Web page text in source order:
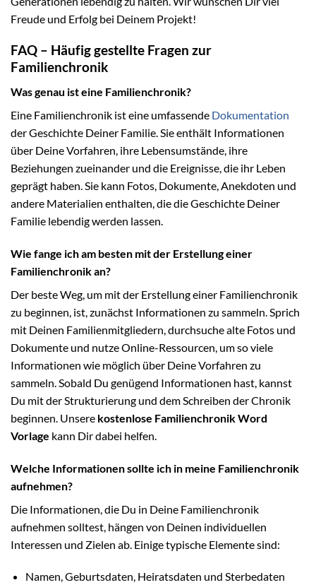
Freude und Erfolg bei Deinem Projekt!
FAQ – Häufig gestellte Fragen zur
Familienchronik
Was genau ist eine Familienchronik?
Eine Familienchronik ist eine umfassende Dokumentation
der Geschichte Deiner Familie. Sie enthält Informationen
über Deine Vorfahren, ihre Lebensumstände, ihre
Beziehungen zueinander und die Ereignisse, die ihr Leben
geprägt haben. Sie kann Fotos, Dokumente, Anekdoten und
andere Materialien enthalten, die die Geschichte Deiner
Familie lebendig werden lassen.
Wie fange ich am besten mit der Erstellung einer
Familienchronik an?
Der beste Weg, um mit der Erstellung einer Familienchronik
zu beginnen, ist, zunächst Informationen zu sammeln. Sprich
mit Deinen Familienmitgliedern, durchsuche alte Fotos und
Dokumente und nutze Online-Ressourcen, um so viele
Informationen wie möglich über Deine Vorfahren zu
sammeln. Sobald Du genügend Informationen hast, kannst
Du mit der Strukturierung und dem Schreiben der Chronik
beginnen. Unsere kostenlose Familienchronik Word
Vorlage kann Dir dabei helfen.
Welche Informationen sollte ich in meine Familienchronik
aufnehmen?
Die Informationen, die Du in Deine Familienchronik
aufnehmen solltest, hängen von Deinen individuellen
Interessen und Zielen ab. Einige typische Elemente sind:
Namen, Geburtsdaten, Heiratsdaten und Sterbedaten